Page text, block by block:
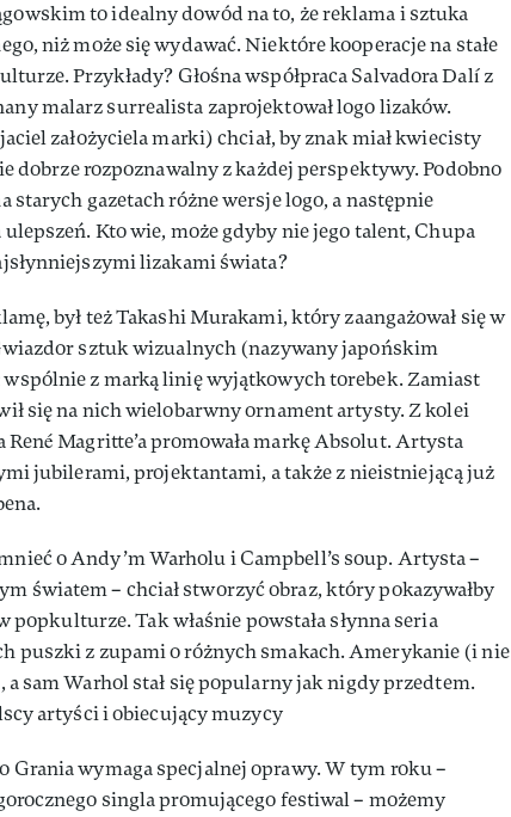
to idealny dowód na to, że reklama i sztuka
niż może się wydawać. Niektóre kooperacje na stałe
Przykłady? Głośna współpraca Salvadora Dalí z
malarz surrealista zaprojektował logo lizaków.
założyciela marki) chciał, by znak miał kwiecisty
dobrze rozpoznawalny z każdej perspektywy. Podobno
starych gazetach różne wersje logo, a następnie
Kto wie, może gdyby nie jego talent, Chupa
lizakami świata?
był też Takashi Murakami, który zaangażował się w
sztuk wizualnych (nazywany japońskim
z marką linię wyjątkowych torebek. Zamiast
się na nich wielobarwny ornament artysty. Z kolei
Magritte’a promowała markę Absolut. Artysta
jubilerami, projektantami, a także z nieistniejącą już
o Andy’m Warholu i Campbell’s soup. Artysta –
światem – chciał stworzyć obraz, który pokazywałby
popkulturze. Tak właśnie powstała słynna seria
puszki z zupami o różnych smakach. Amerykanie (i nie
sam Warhol stał się popularny jak nigdy przedtem.
artyści i obiecujący muzycy
Grania wymaga specjalnej oprawy. W tym roku –
singla promującego festiwal – możemy